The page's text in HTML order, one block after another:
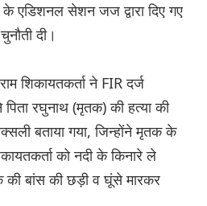
एडिशनल सेशन जज द्वारा दिए गए
दी।
शिकायतकर्ता ने FIR दर्ज
रघुनाथ (मृतक) की हत्या की
बताया गया, जिन्होंने मृतक के
को नदी के किनारे ले
बांस की छड़ी व घूंसे मारकर